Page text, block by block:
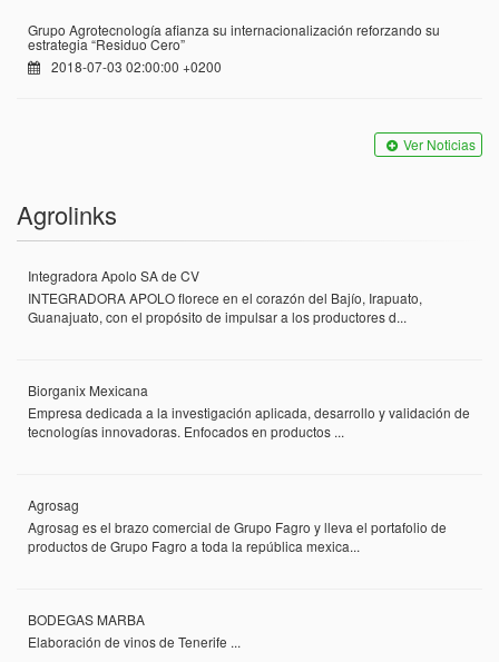
Grupo Agrotecnología afianza su internacionalización reforzando su
estrategia “Residuo Cero”
2018-07-03 02:00:00 +0200
Ver Noticias
Agrolinks
Integradora Apolo SA de CV
INTEGRADORA APOLO florece en el corazón del Bajío, Irapuato,
Guanajuato, con el propósito de impulsar a los productores d...
Biorganix Mexicana
Empresa dedicada a la investigación aplicada, desarrollo y validación de
tecnologías innovadoras. Enfocados en productos ...
Agrosag
Agrosag es el brazo comercial de Grupo Fagro y lleva el portafolio de
productos de Grupo Fagro a toda la república mexica...
BODEGAS MARBA
Elaboración de vinos de Tenerife ...